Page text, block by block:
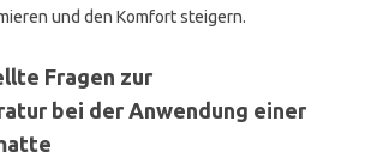
und den Komfort steigern.
Fragen zur
bei der Anwendung einer